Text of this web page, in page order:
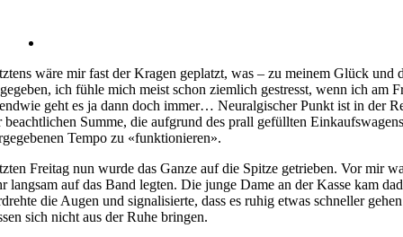
wäre mir fast der Kragen geplatzt, was – zu meinem Glück
ich fühle mich meist schon ziemlich gestresst, wenn ich am
geht es ja dann doch immer… Neuralgischer Punkt ist in der
beachtlichen Summe, die aufgrund des prall gefüllten
Tempo zu «funktionieren».
Freitag nun wurde das Ganze auf die Spitze getrieben. Vor mir
langsam auf das Band legten. Die junge Dame an der Kasse kam
die Augen und signalisierte, dass es ruhig etwas schneller
sich nicht aus der Ruhe bringen.